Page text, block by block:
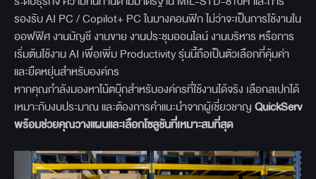
รองรับ AI PC / Copilot+ PC ในบางคอนฟิก ไม่ว่าจะเป็นการใช้งานใน
ออฟฟิศ งานบัญชี งานขาย งานประชุมออนไลน์ งานบริหาร หรือการ
เริ่มต้นใช้งาน AI เพื่อเพิ่ม Productivity รุ่นนี้ถือเป็นตัวเลือกที่คุ้มค่า
และยืดหยุ่นสำหรับองค์กร
หากคุณกำลังมองหาโน้ตบุ๊กสำหรับองค์กรที่ใช้งานได้จริง เลือกสเปกได้
เหมาะกับงบประมาณ และต้องการคำแนะนำจากผู้เชี่ยวชาญ QuickServ
พร้อมช่วยคุณวางแผนและเลือกโซลูชันที่เหมาะสมที่สุด